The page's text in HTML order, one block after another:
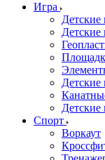
Игра
Детские
Детские
Спорт
Воркаут